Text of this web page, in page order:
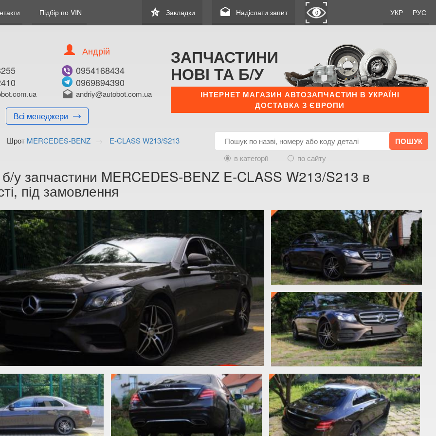
Підбір по VIN УКР РУС
star
0 Закладки drafts Надіслати запит 0
Всі менеджери
Андрій
0954168434
0969894390
drafts andriy@autobot.com.ua
ЗАПЧАСТИНИ
НОВІ ТА Б/У
ІНТЕРНЕТ МАГАЗИН АВТОЗАПЧАСТИН В УКРАЇНІ
ДОСТАВКА З ЄВРОПИ
Шрот MERCEDES-BENZ
E-CLASS W213/S213
в категорії
по сайту
б/у запчастини MERCEDES-BENZ E-CLASS W213/S213 в
під замовлення